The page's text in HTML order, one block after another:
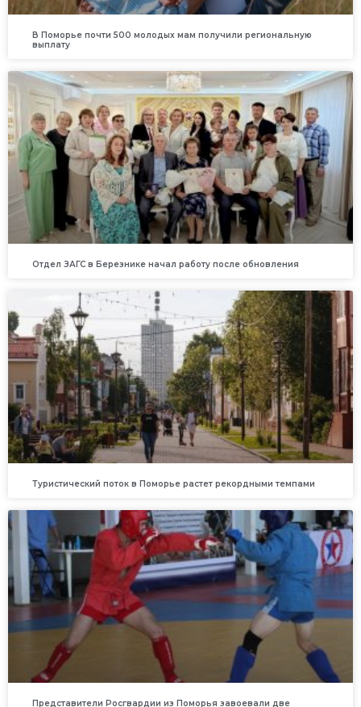
В Поморье почти 500 молодых мам получили региональную
выплату
Отдел ЗАГС в Березнике начал работу после обновления
Туристический поток в Поморье растет рекордными темпами
Представители Росгвардии из Поморья завоевали две